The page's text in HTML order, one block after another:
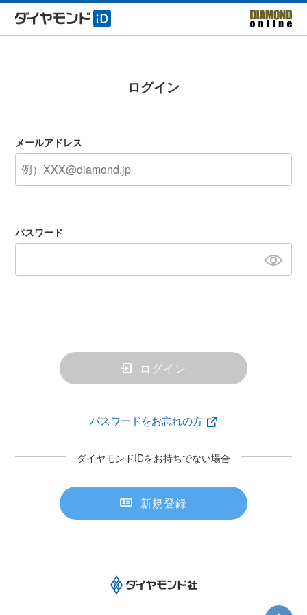
ログイン
メールアドレス
パスワード
ログイン
パスワードをお忘れの方
ダイヤモンドIDをお持ちでない場合
新規登録